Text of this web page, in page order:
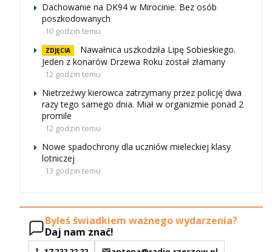
Dachowanie na DK94 w Mirocinie. Bez osób
poszkodowanych
10 godzin temu
ZDJĘCIA
Nawałnica uszkodziła Lipę Sobieskiego.
Jeden z konarów Drzewa Roku został złamany
12 godzin temu
Nietrzeźwy kierowca zatrzymany przez policję dwa
razy tego samego dnia. Miał w organizmie ponad 2
promile
12 godzin temu
Nowe spadochrony dla uczniów mieleckiej klasy
lotniczej
13 godzin temu
Byłeś świadkiem ważnego wydarzenia?
Daj nam znać!